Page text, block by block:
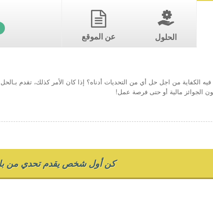
الحلول عن الموقع
الكفاية من اجل حل أي من التحديات أدناه؟ إذا كان الأمر كذلك، تقدم
الجوائز مالية أو حتى فرصة عمل!
كن أول شخص يقدم تحدي من